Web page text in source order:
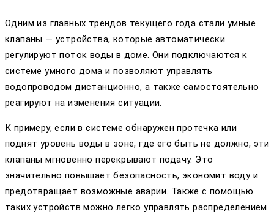
Одним из главных трендов текущего года стали умные
клапаны — устройства, которые автоматически
регулируют поток воды в доме. Они подключаются к
системе умного дома и позволяют управлять
водопроводом дистанционно, а также самостоятельно
реагируют на изменения ситуации.
К примеру, если в системе обнаружен протечка или
поднят уровень воды в зоне, где его быть не должно, эти
клапаны мгновенно перекрывают подачу. Это
значительно повышает безопасность, экономит воду и
предотвращает возможные аварии. Также с помощью
таких устройств можно легко управлять распределением